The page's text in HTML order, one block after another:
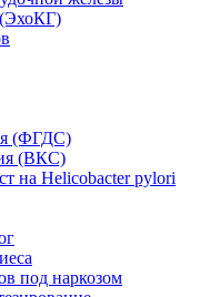
(ФГДС)
(ВКС)
на Helicobacter pylori
под наркозом